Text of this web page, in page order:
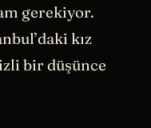
gerekiyor.
kız
bir düşünce